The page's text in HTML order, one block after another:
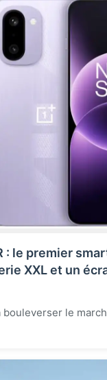
: le premier
XXL et un
bouleverser le